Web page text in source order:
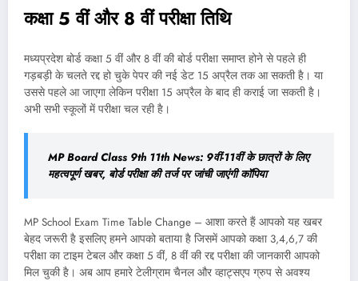
कक्षा 5 वीं और 8 वीं परीक्षा तिथि
मध्यप्रदेश बोर्ड कक्षा 5 वीं और 8 वीं की बोर्ड परीक्षा समाप्त होने से पहले ही
गड़बड़ी के चलते रद्द हो चुके पेपर की नई डेट 15 अप्रैल तक आ सकती है। या
उससे पहले आ जाएगा लेकिन परीक्षा 15 अप्रैल के बाद ही कराई जा सकती है।
अभी सभी स्कूलों में परीक्षा चल रही है।
MP Board Class 9th 11th News: 9वीं-11वीं के छात्रों के लिए
महत्वपूर्ण खबर, बोर्ड परीक्षा की तर्ज पर जांची जाएंगी कॉपिया
MP School Exam Time Table Change – आशा करते हैं आपको यह खबर
बेहद जरूरी है इसलिए हमने आपको बताया है जिसमें आपको कक्षा 3,4,6,7 की
परीक्षा का टाइम टेबल और कक्षा 5 वीं, 8 वीं की रद्द परीक्षा की जानकारी आपको
मिल चुकी है। अब आप हमारे टेलीग्राम चैनल और व्हाट्सएप ग्रुप से अवश्य